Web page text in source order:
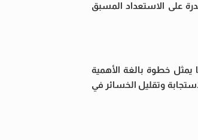
على الاستعداد المسبق
يمثل خطوة بالغة الأهمية
وتقليل الخسائر في